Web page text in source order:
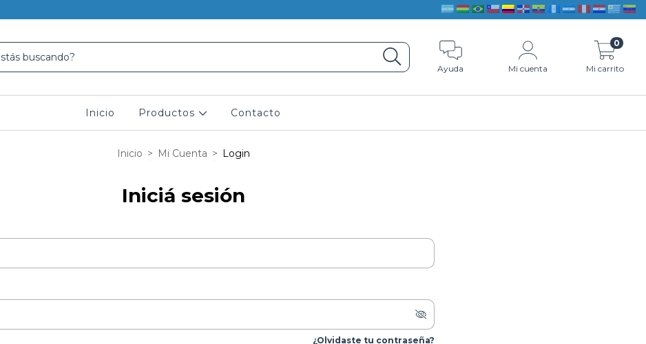
Ayuda Mi cuenta Mi carrito
0
Inicio Productos Contacto
Inicio > Mi Cuenta > Login
Iniciá sesión
¿Olvidaste tu contraseña?